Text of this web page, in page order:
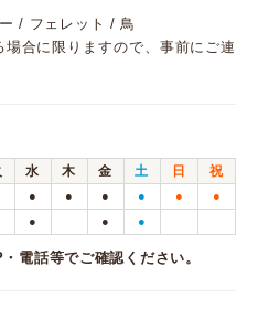
/ フェレット / 鳥
合に限りますので、事前にご連
水 木 金 土 日
祝
● ● ● ● ● ●
● ● ●
電話等でご確認ください。